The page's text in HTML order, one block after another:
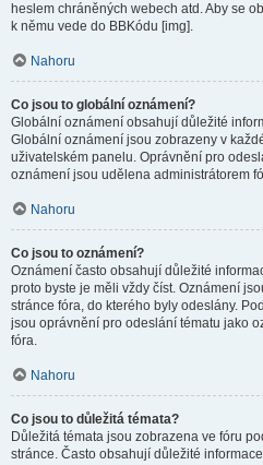
heslem chráněných webech atd. Aby se
k němu vede do BBKódu [img].
Nahoru
Co jsou to globální oznámení?
Globální oznámení obsahují důležité
Globální oznámení jsou zobrazeny v
uživatelském panelu. Oprávnění pro
oznámení jsou udělena administrátorem
Nahoru
Co jsou to oznámení?
Oznámení často obsahují důležité
proto byste je měli vždy číst. Oznámení
stránce fóra, do kterého byly odeslány.
jsou oprávnění pro odeslání tématu jako
fóra.
Nahoru
Co jsou to důležitá témata?
Důležitá témata jsou zobrazena ve fóru
stránce. Často obsahují důležité